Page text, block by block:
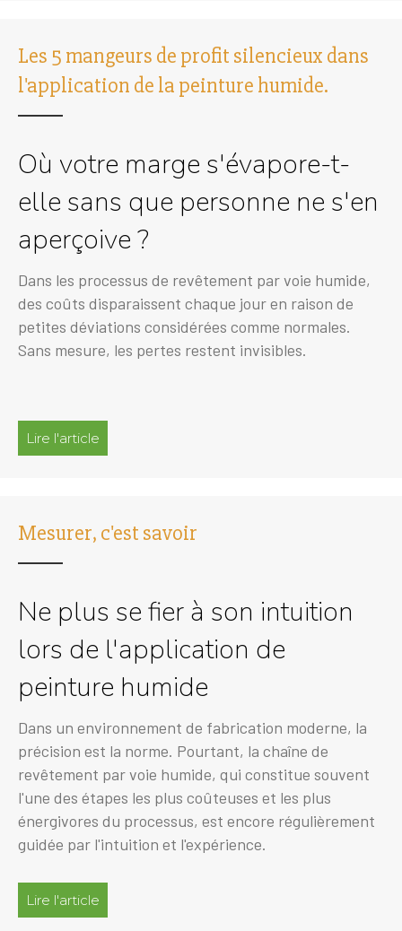
Les 5 mangeurs de profit silencieux dans
l'application de la peinture humide.
Où votre marge s'évapore-t-
elle sans que personne ne s'en
aperçoive ?
Dans les processus de revêtement par voie humide,
des coûts disparaissent chaque jour en raison de
petites déviations considérées comme normales.
Sans mesure, les pertes restent invisibles.
Lire l'article
Mesurer, c'est savoir
Ne plus se fier à son intuition
lors de l'application de
peinture humide
Dans un environnement de fabrication moderne, la
précision est la norme. Pourtant, la chaîne de
revêtement par voie humide, qui constitue souvent
l'une des étapes les plus coûteuses et les plus
énergivores du processus, est encore régulièrement
guidée par l'intuition et l'expérience.
Lire l'article